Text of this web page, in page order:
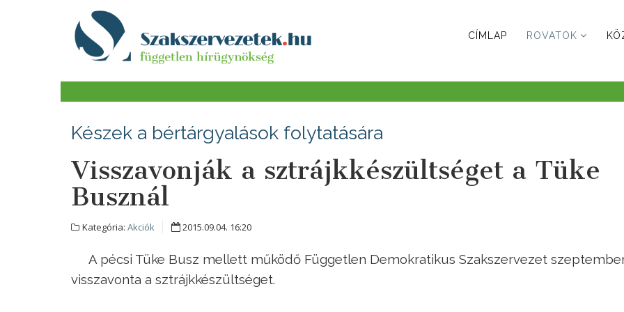
CÍMLAP ROVATOK
Készek a bértárgyalások folytatására
Visszavonják a sztrájkkészültséget a Tüke
Busznál
Kategória: Akciók 2015.09.04. 16:20
A pécsi Tüke Busz mellett működő Független Demokratikus Szakszervezet
visszavonta a sztrájkkészültséget.